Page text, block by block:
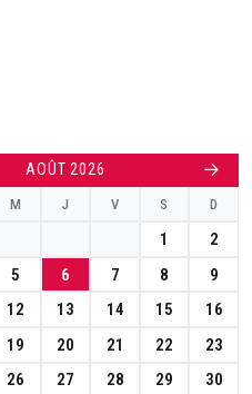
AOÛT 2026 →
M J V S D
1
2
5 6 7 8
9
12 13 14 15
16
19 20 21 22
23
26 27 28 29
30